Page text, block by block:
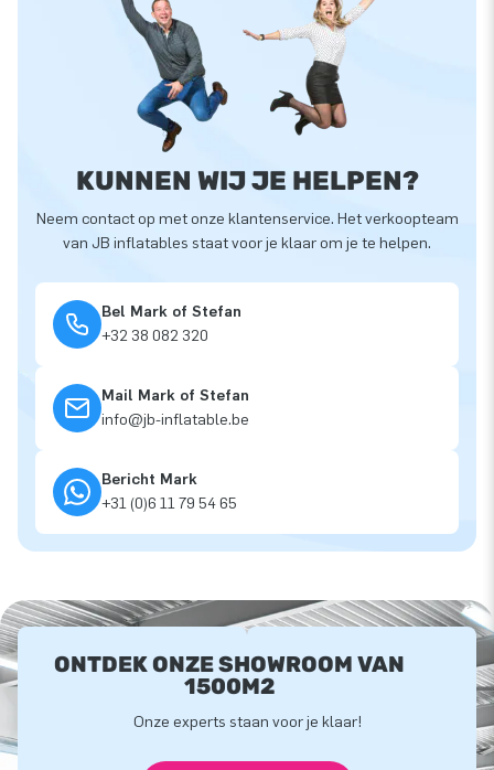
KUNNEN WIJ JE HELPEN?
Neem contact op met onze klantenservice. Het verkoopteam
van JB inflatables staat voor je klaar om je te helpen.
Bel Mark of Stefan
+32 38 082 320
Mail Mark of Stefan
info@jb-inflatable.be
Bericht Mark
+31 (0)6 11 79 54 65
ONTDEK ONZE SHOWROOM VAN
1500M2
Onze experts staan voor je klaar!